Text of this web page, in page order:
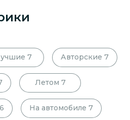
7 Авторские 7
Летом 7
6 На автомобиле 7